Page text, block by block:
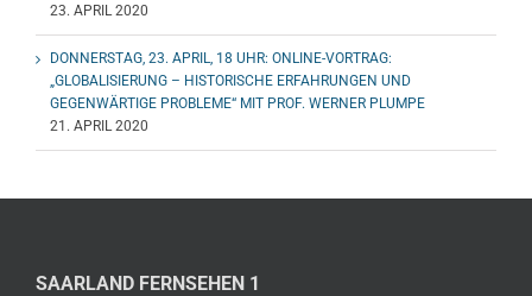
23. APRIL 2020
DONNERSTAG, 23. APRIL, 18 UHR: ONLINE-VORTRAG:
„GLOBALISIERUNG – HISTORISCHE ERFAHRUNGEN UND
GEGENWÄRTIGE PROBLEME“ MIT PROF. WERNER PLUMPE
21. APRIL 2020
SAARLAND FERNSEHEN 1